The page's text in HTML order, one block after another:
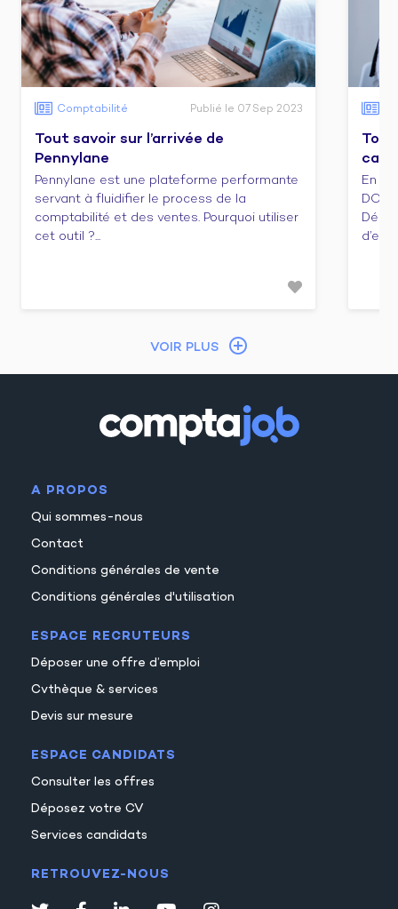
Comptabilité Publié le 07 Sep 2023
Tout savoir sur l’arrivée de
Pennylane
Pennylane est une plateforme performante
servant à fluidifier le process de la
comptabilité et des ventes. Pourquoi utiliser
cet outil ?...
En
DCG
VOIR PLUS
A PROPOS
Qui sommes-nous
Contact
Conditions générales de vente
Conditions générales d'utilisation
ESPACE RECRUTEURS
Déposer une offre d’emploi
Cvthèque & services
Devis sur mesure
ESPACE CANDIDATS
Consulter les offres
Déposez votre CV
Services candidats
RETROUVEZ-NOUS